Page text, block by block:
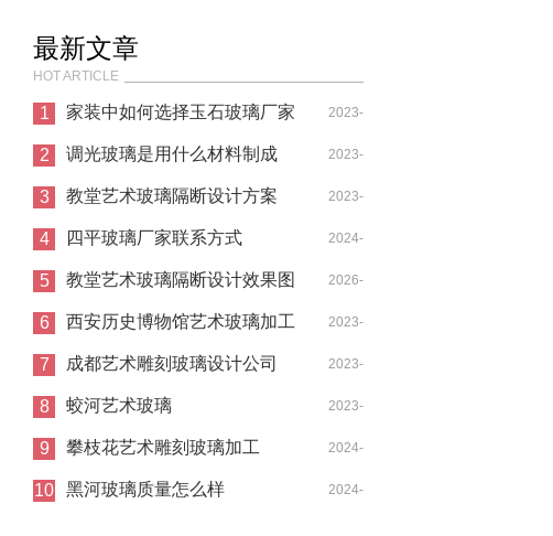
最新文章
HOT ARTICLE
1 家装中如何选择玉石玻璃厂家 2023-
09-24
2 调光玻璃是用什么材料制成
的？
2023-
10-16
3 教堂艺术玻璃隔断设计方案 2023-
09-09
4 四平玻璃厂家联系方式 2024-
05-11
5 教堂艺术玻璃隔断设计效果图 2026-
05-12
6 西安历史博物馆艺术玻璃加工
生产厂家展
2023-
07-17
7 成都艺术雕刻玻璃设计公司 2023-
06-21
8 蛟河艺术玻璃 2023-
05-28
9 攀枝花艺术雕刻玻璃加工 2024-
06-01
10 黑河玻璃质量怎么样 2024-